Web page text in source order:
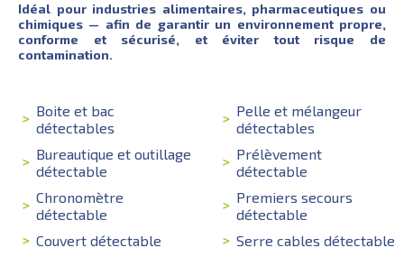
Idéal pour industries alimentaires, pharmaceutiques ou
chimiques — afin de garantir un environnement propre,
conforme et sécurisé, et éviter tout risque de
contamination.
Boite et bac
détectables
Bureautique et outillage
détectable
Chronomètre
détectable
Couvert détectable
Pelle et mélangeur
détectables
Prélèvement
détectable
Premiers secours
détectable
Serre cables détectable